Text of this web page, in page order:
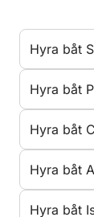
Hyra båt
Hyra båt
Hyra båt
Hyra båt
Hyra båt